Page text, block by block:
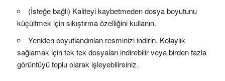
(İsteğe bağlı) Kaliteyi kaybetmeden dosya boyutunu
küçültmek için sıkıştırma özelliğini kullanın.
Yeniden boyutlandırılan resminizi indirin. Kolaylık
sağlamak için tek tek dosyaları indirebilir veya birden fazla
görüntüyü toplu olarak işleyebilirsiniz.